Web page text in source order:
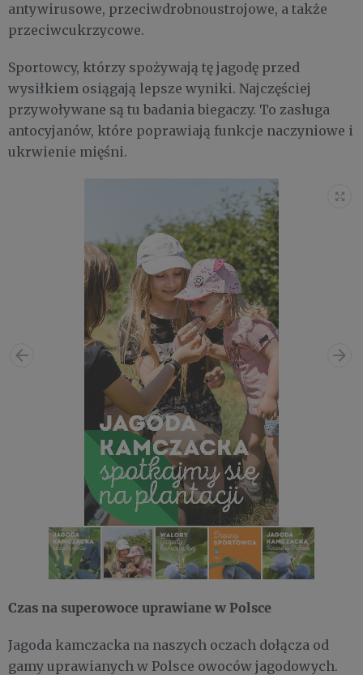
antywirusowe, przeciwdrobnoustrojowe, a także
przeciwcukrzycowe.
Sportowcy, którzy spożywają tę jagodę przed
wysiłkiem osiągają lepsze wyniki. Najczęściej
przywoływane są tu badania biegaczy. To zasługa
antocyjanów, które poprawiają funkcje naczyniowe i
ukrwienie mięśni.
Czas na superowoce uprawiane w Polsce
Jagoda kamczacka na naszych oczach dołącza od
gamy uprawianych w Polsce owoców jagodowych.